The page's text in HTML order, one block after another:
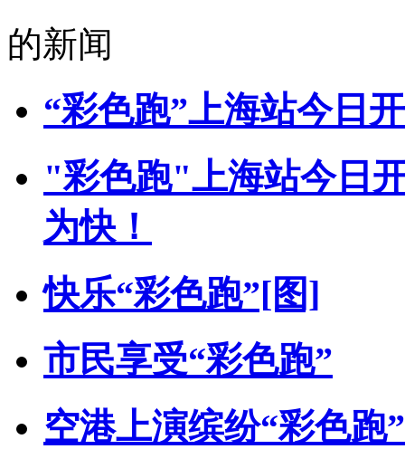
的新闻
“彩色跑”上海站今日
"彩色跑"上海站今日
为快！
快乐“彩色跑”[图]
市民享受“彩色跑”
空港上演缤纷“彩色跑”